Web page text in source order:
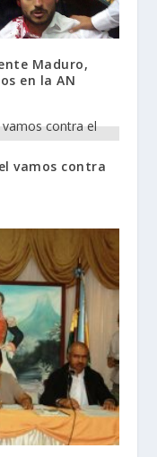
Maduro,
en la AN
vamos contra